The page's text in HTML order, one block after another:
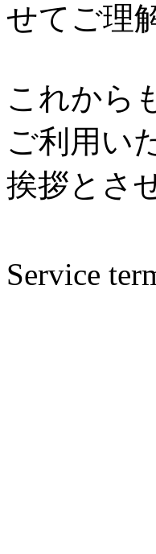
せてご理
これから
ご利用い
挨拶とさ
Service